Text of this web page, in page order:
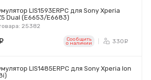
LIS1593ERPC для Sony Xperia
Dual (E6653/E6683)
25382
Сообщить
o наличии 330
LIS1485ERPC для Sony Xperia Ion